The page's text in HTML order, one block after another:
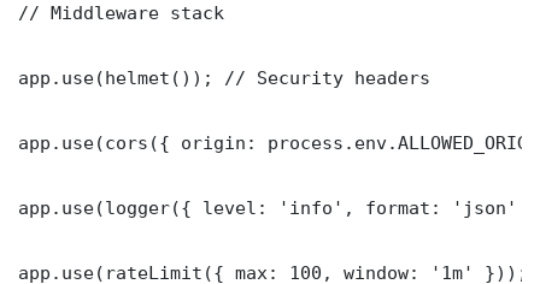
// Middleware stack
app.use(helmet()); // Security headers
app.use(cors({ origin:
app.use(logger({ level: 'info', format: 'json'
app.use(rateLimit({ max: 100, window: '1m' }));